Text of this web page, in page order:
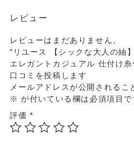
レビュー
レビューはまだありません。
“リユース 【シックな大人の紬
エレガントカジュアル 仕付け
口コミを投稿します
メールアドレスが公開されるこ
※ が付いている欄は必須項目で
評価 *